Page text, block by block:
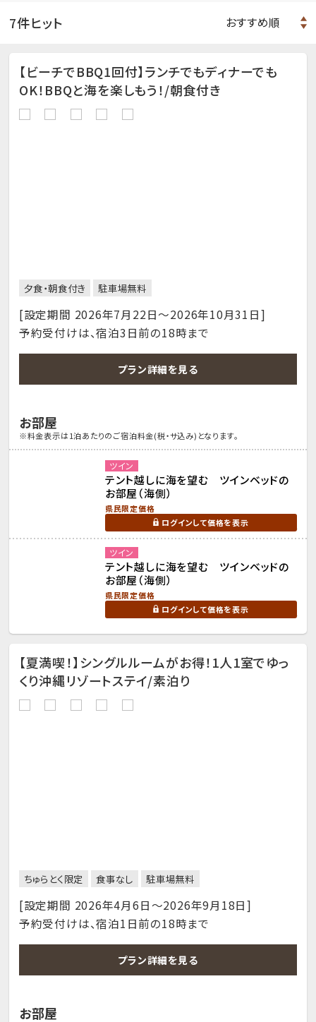
7件ヒット
【ビーチでBBQ1回付】ランチでもディナーでも
OK！BBQと海を楽しもう！/朝食付き
夕食・朝食付き 駐車場無料
[設定期間 2026年7月22日～2026年10月31日]
予約受付けは、宿泊3日前の18時まで
プラン詳細を見る
お部屋
※料金表示は1泊あたりのご宿泊料金(税・サ込み)となります。
ツイン
テント越しに海を望む ツインベッドの
お部屋（海側）
県民限定価格
ログインして価格を表示
ツイン
テント越しに海を望む ツインベッドの
お部屋（海側）
県民限定価格
ログインして価格を表示
【夏満喫！】シングルルームがお得！1人1室でゆっ
くり沖縄リゾートステイ/素泊り
ちゅらとく限定 食事なし 駐車場無料
[設定期間 2026年4月6日～2026年9月18日]
予約受付けは、宿泊1日前の18時まで
プラン詳細を見る
お部屋